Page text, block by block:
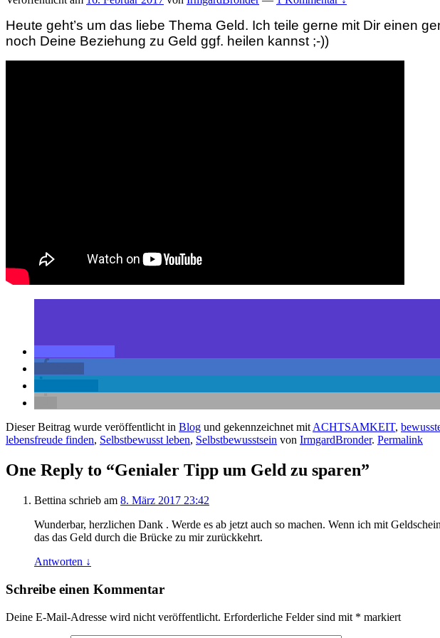
Heute geht’s um das liebe Thema Geld. Ich teile gerne mit Dir einen
noch Deine Beziehung zu Geld ggf. heilen kannst ;-))
Dieser Beitrag wurde veröffentlicht in Blog und gekennzeichnet mitACHTSAMKEIT,
lebensfreude finden, Selbstbewusst leben, Selbstbewusstsein von IrmgardBronder. Permalink
One Reply to “Genialer Tipp um Geld zu sparen”
Bettina schrieb am 8. März 2017 23:42
Wunderbar, herzlichen Dank . Werde es ab jetzt auch so machen. Wenn ich mit
das das Geld durch die Brücke zu mir zurückkehrt.
Antworten ↓
Schreibe einen Kommentar
Deine E-Mail-Adresse wird nicht veröffentlicht. Erforderliche Felder sind mit * markiert